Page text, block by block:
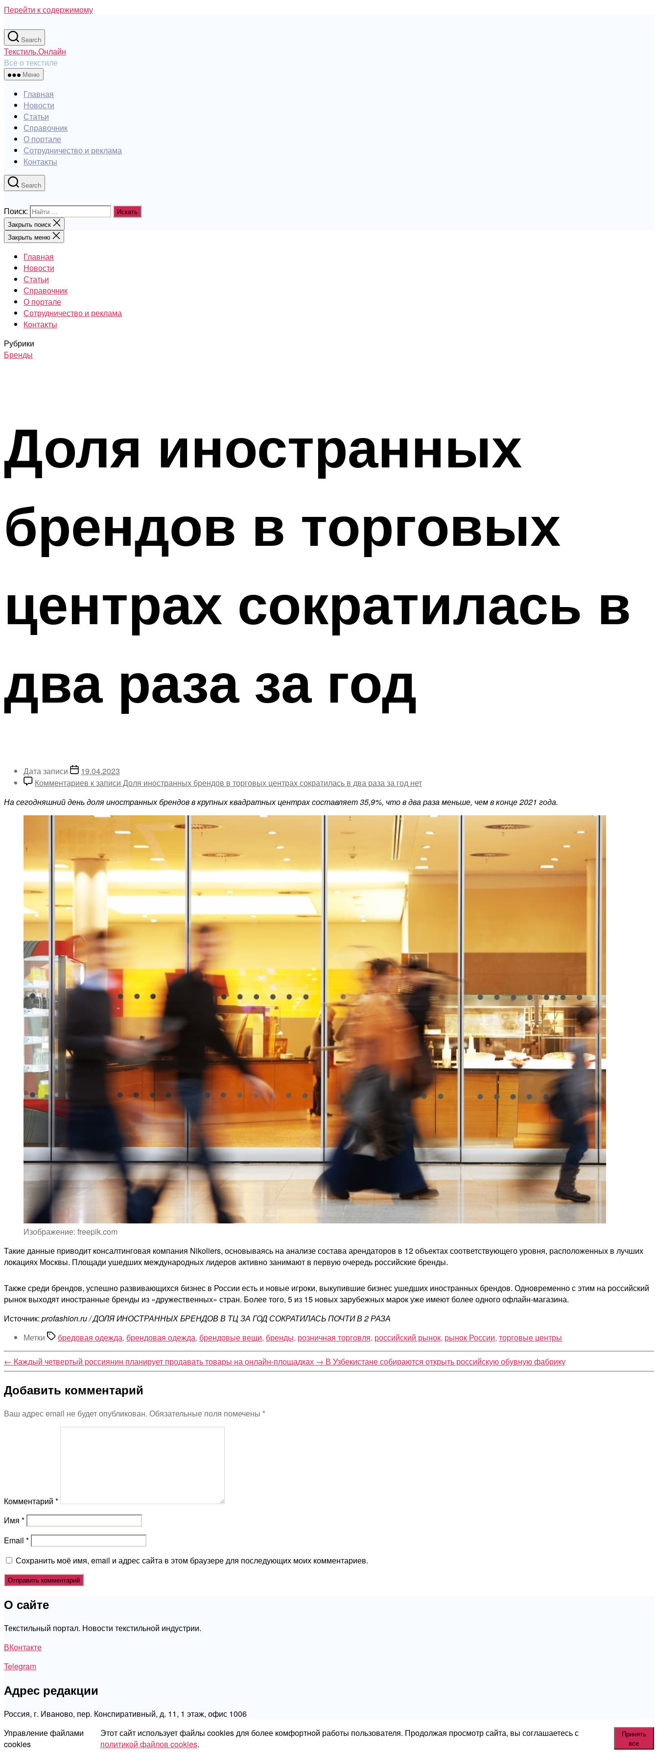
Перейти к содержимому
Search
Текстиль.Онлайн
Все о текстиле
Меню
Главная
Новости
Статьи
Справочник
О портале
Сотрудничество и реклама
Контакты
Search
Поиск:
Закрыть поиск
Закрыть меню
Главная
Новости
Статьи
Справочник
О портале
Сотрудничество и реклама
Контакты
Рубрики
Бренды
Доля иностранных
брендов в торговых
центрах сократилась в
два раза за год
Дата записи
19.04.2023
Комментариев к записи Доля иностранных брендов в торговых центрах сократилась в два раза за год нет
На сегодняшний день доля иностранных брендов в крупных квадратных центрах составляет 35,9%, что в два раза меньше, чем в конце 2021 года.
Изображение: freepik.com
Такие данные приводит консалтинговая компания Nikoliers, основываясь на анализе состава арендаторов в 12 объектах соответствующего уровня, расположенных в лучших
локациях Москвы. Площади ушедших международных лидеров активно занимают в первую очередь российские бренды.
Также среди брендов, успешно развивающихся бизнес в России есть и новые игроки, выкупившие бизнес ушедших иностранных брендов. Одновременно с этим на российский
рынок выходят иностранные бренды из «дружественных» стран. Более того, 5 из 15 новых зарубежных марок уже имеют более одного офлайн-магазина.
Источник: profashion.ru / ДОЛЯ ИНОСТРАННЫХ БРЕНДОВ В ТЦ ЗА ГОД СОКРАТИЛАСЬ ПОЧТИ В 2 РАЗА
Метки
бредовая одежда, брендовая одежда, брендовые вещи, бренды, розничная торговля, российский рынок, рынок России, торговые центры
← Каждый четвертый россиянин планирует продавать товары на онлайн-площадках → В Узбекистане собираются открыть российскую обувную фабрику
Добавить комментарий
Ваш адрес email не будет опубликован. Обязательные поля помечены *
Комментарий *
Имя *
Email *
Сохранить моё имя, email и адрес сайта в этом браузере для последующих моих комментариев.
О сайте
Текстильный портал. Новости текстильной индустрии.
ВКонтакте
Telegram
Адрес редакции
Россия, г. Иваново, пер. Конспиративный, д. 11, 1 этаж, офис 1006
Управление файлами
cookies
Этот сайт использует файлы cookies для более комфортной работы пользователя. Продолжая просмотр сайта, вы соглашаетесь с
политикой файлов cookies.
Принять
все